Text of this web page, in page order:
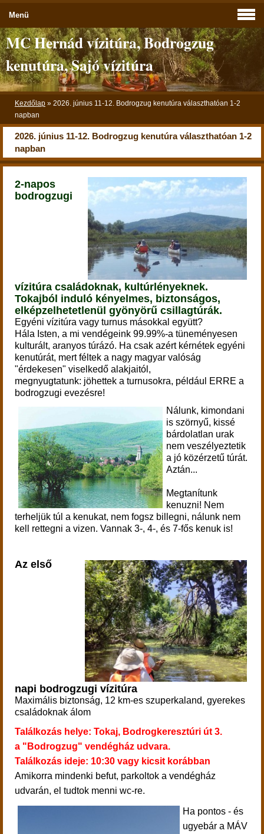
MC Hernád vízitúra, Bodrogzug
kenutúra, Sajó vízitúra
Kezdőlap » 2026. június 11-12. Bodrogzug kenutúra választhatóan 1-2
napban
2026. június 11-12. Bodrogzug kenutúra választhatóan 1-2
napban
2-napos
bodrogzugi
vízitúra családoknak, kultúrlényeknek.
Tokajból induló kényelmes, biztonságos,
elképzelhetetlenül gyönyörű csillagtúrák.
Egyéni vízitúra vagy turnus másokkal együtt?
Hála Isten, a mi vendégeink 99.99%-a tüneményesen
kulturált, aranyos túrázó. Ha csak azért kérnétek egyéni
kenutúrát, mert féltek a nagy magyar valóság
"érdekesen" viselkedő alakjaitól,
megnyugtatunk: jöhettek a turnusokra, például ERRE a
bodrogzugi evezésre!
Nálunk, kimondani
is szörnyű, kissé
bárdolatlan urak
nem veszélyeztetik
a jó közérzetű túrát.
Aztán...
Megtanítunk
kenuzni! Nem
terheljük túl a kenukat, nem fogsz billegni, nálunk nem
kell rettegni a vizen. Vannak 3-, 4-, és 7-fős kenuk is!
Az első
napi bodrogzugi vízitúra
Maximális biztonság, 12 km-es szuperkaland, gyerekes
családoknak álom
Találkozás helye: Tokaj, Bodrogkeresztúri út 3.
a "Bodrogzug" vendégház udvara.
Találkozás ideje: 10:30 vagy kicsit korábban
Amikorra mindenki befut, parkoltok a vendégház
udvarán, el tudtok menni wc-re.
Ha pontos - és
ugyebár a MÁV
Menü